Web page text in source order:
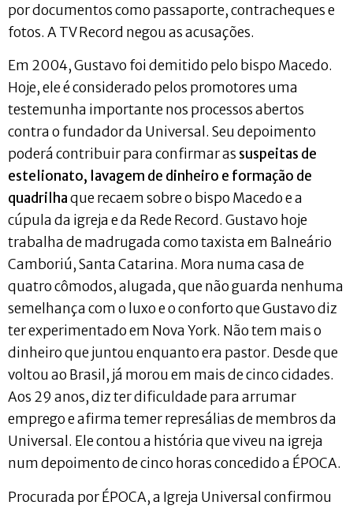
por documentos como passaporte, contracheques e
fotos. A TV Record negou as acusações.
Em 2004, Gustavo foi demitido pelo bispo Macedo.
Hoje, ele é considerado pelos promotores uma
testemunha importante nos processos abertos
contra o fundador da Universal. Seu depoimento
poderá contribuir para confirmar as suspeitas de
estelionato, lavagem de dinheiro e formação de
quadrilhaque recaem sobre o bispo Macedo e a
cúpula da igreja e da Rede Record. Gustavo hoje
trabalha de madrugada como taxista em Balneário
Camboriú, Santa Catarina. Mora numa casa de
quatro cômodos, alugada, que não guarda nenhuma
semelhança com o luxo e o conforto que Gustavo diz
ter experimentado em Nova York. Não tem mais o
dinheiro que juntou enquanto era pastor. Desde que
voltou ao Brasil, já morou em mais de cinco cidades.
Aos 29 anos, diz ter dificuldade para arrumar
emprego e afirma temer represálias de membros da
Universal. Ele contou a história que viveu na igreja
num depoimento de cinco horas concedido a ÉPOCA.
Procurada por ÉPOCA, a Igreja Universal confirmou